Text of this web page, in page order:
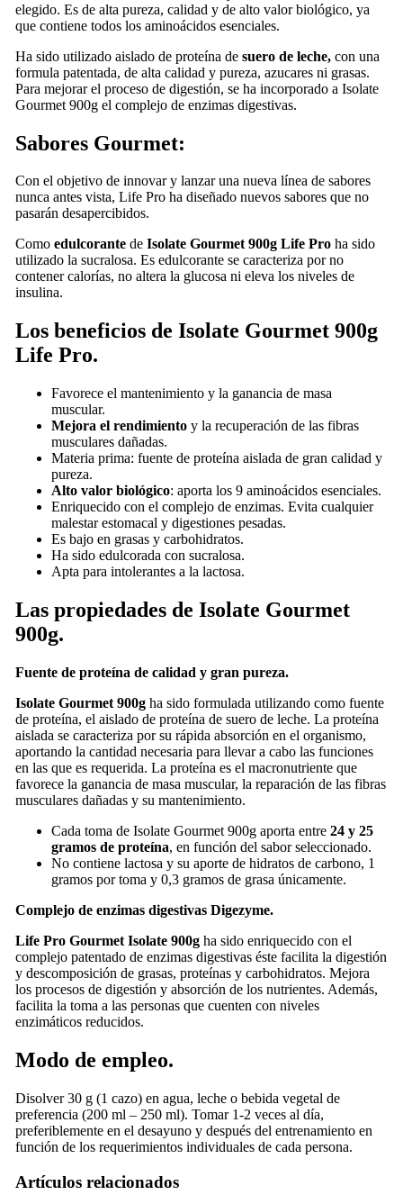
elegido. Es de alta pureza, calidad y de alto valor biológico, ya
que contiene todos los aminoácidos esenciales.
Ha sido utilizado aislado de proteína de suero de leche,con una
formula patentada, de alta calidad y pureza, azucares ni grasas.
Para mejorar el proceso de digestión, se ha incorporado a Isolate
Gourmet 900g el complejo de enzimas digestivas.
Sabores Gourmet:
Con el objetivo de innovar y lanzar una nueva línea de sabores
nunca antes vista, Life Pro ha diseñado nuevos sabores que no
pasarán desapercibidos.
Comoedulcorante deIsolate Gourmet 900g Life Pro ha sido
utilizado la sucralosa. Es edulcorante se caracteriza por no
contener calorías, no altera la glucosa ni eleva los niveles de
insulina.
Los beneficios de Isolate Gourmet 900g
Life Pro.
Favorece el mantenimiento y la ganancia de masa
muscular.
Mejora el rendimientoy la recuperación de las fibras
musculares dañadas.
Materia prima: fuente de proteína aislada de gran calidad y
pureza.
Alto valor biológico: aporta los 9 aminoácidos esenciales.
Enriquecido con el complejo de enzimas. Evita cualquier
malestar estomacal y digestiones pesadas.
Es bajo en grasas y carbohidratos.
Ha sido edulcorada con sucralosa.
Apta para intolerantes a la lactosa.
Las propiedades de Isolate Gourmet
900g.
Fuente de proteína de calidad y gran pureza.
Isolate Gourmet 900gha sido formulada utilizando como fuente
de proteína, el aislado de proteína de suero de leche. La proteína
aislada se caracteriza por su rápida absorción en el organismo,
aportando la cantidad necesaria para llevar a cabo las funciones
en las que es requerida. La proteína es el macronutriente que
favorece la ganancia de masa muscular, la reparación de las fibras
musculares dañadas y su mantenimiento.
Cada toma de Isolate Gourmet 900g aporta entre 24 y 25
gramos de proteína, en función del sabor seleccionado.
No contiene lactosa y su aporte de hidratos de carbono, 1
gramos por toma y 0,3 gramos de grasa únicamente.
Complejo de enzimas digestivas Digezyme.
Life Pro Gourmet Isolate 900gha sido enriquecido con el
complejo patentado de enzimas digestivas éste facilita la digestión
y descomposición de grasas, proteínas y carbohidratos. Mejora
los procesos de digestión y absorción de los nutrientes. Además,
facilita la toma a las personas que cuenten con niveles
enzimáticos reducidos.
Modo de empleo.
Disolver 30 g (1 cazo) en agua, leche o bebida vegetal de
preferencia (200 ml – 250 ml). Tomar 1-2 veces al día,
preferiblemente en el desayuno y después del entrenamiento en
función de los requerimientos individuales de cada persona.
Artículos relacionados